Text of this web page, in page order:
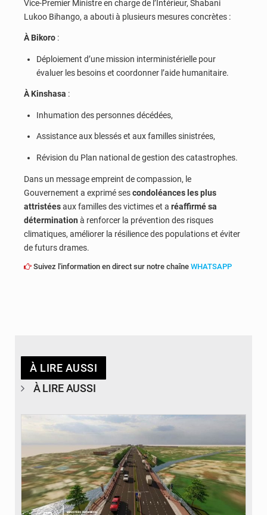
Vice-Premier Ministre en charge de l’Intérieur, Shabani
Lukoo Bihango, a abouti à plusieurs mesures concrètes :
À Bikoro :
Déploiement d’une mission interministérielle pour
évaluer les besoins et coordonner l’aide humanitaire.
À Kinshasa :
Inhumation des personnes décédées,
Assistance aux blessés et aux familles sinistrées,
Révision du Plan national de gestion des catastrophes.
Dans un message empreint de compassion, le
Gouvernement a exprimé sescondoléances les plus
attristéesaux familles des victimes et a réaffirmé sa
détermination à renforcer la prévention des risques
climatiques, améliorer la résilience des populations et éviter
de futurs drames.
Suivez l'information en direct sur notre chaîne WHATSAPP
À LIRE AUSSI
À LIRE AUSSI